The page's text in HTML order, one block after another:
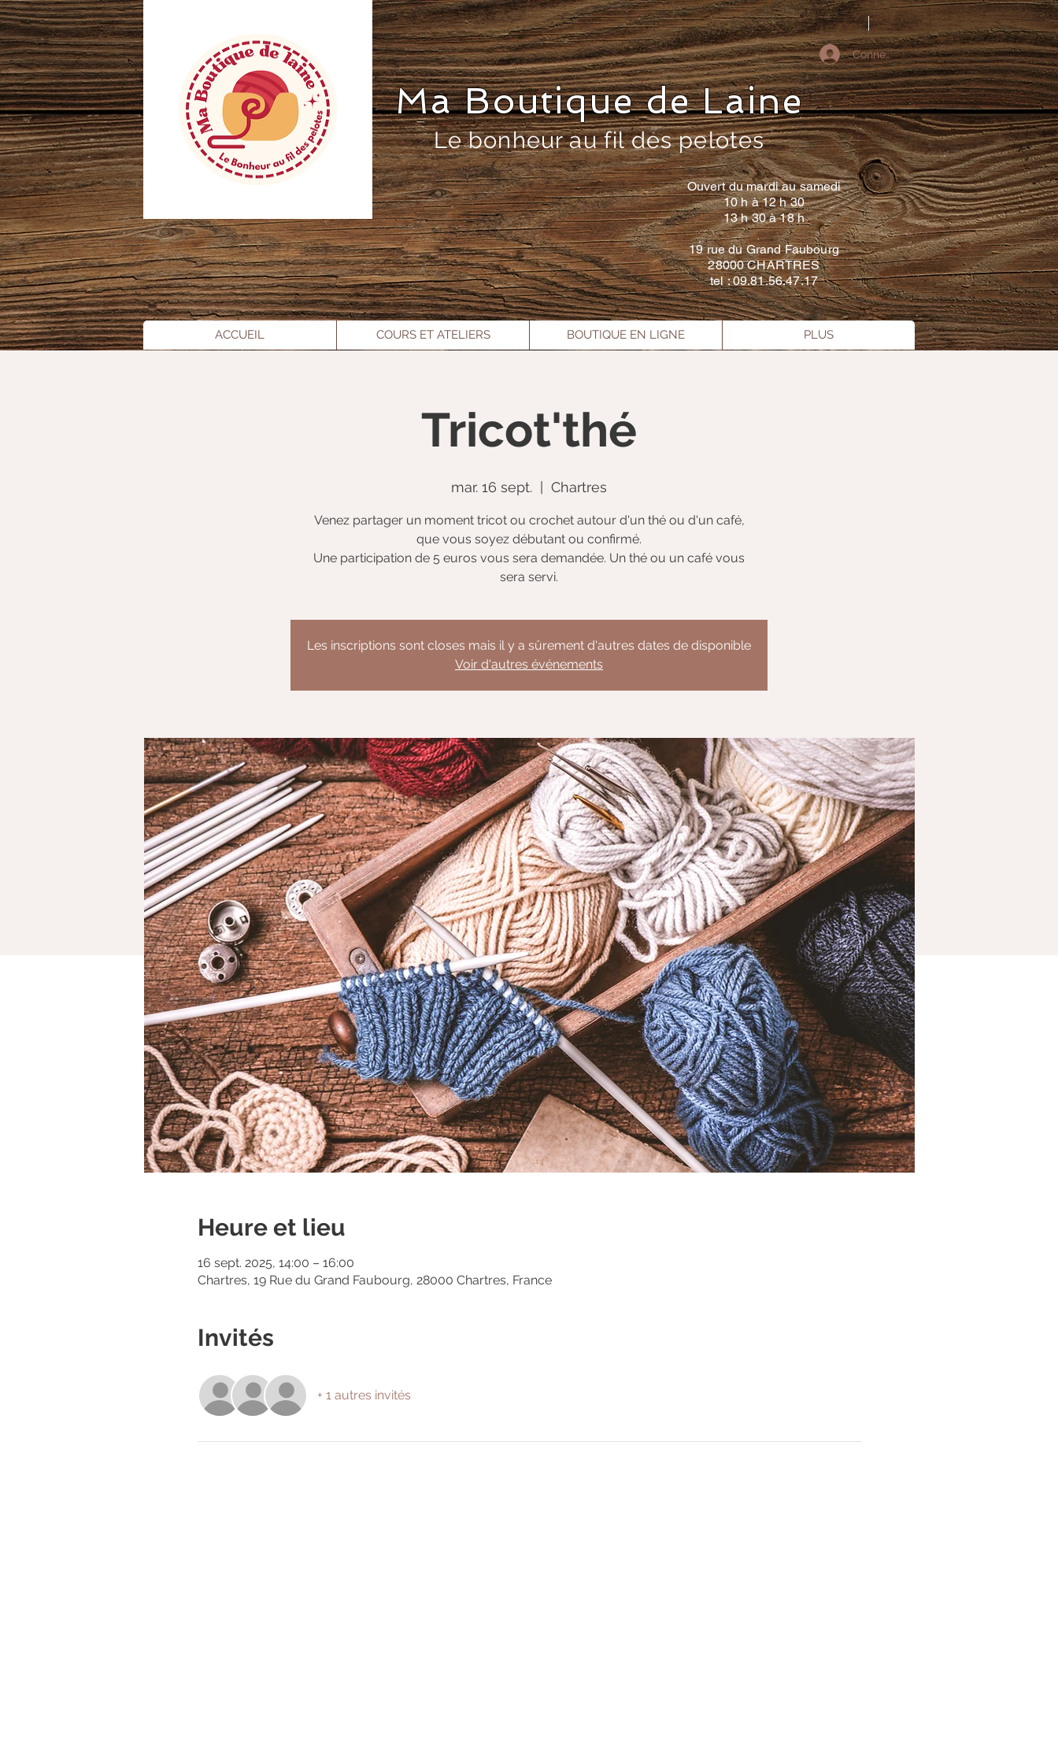
Connectez-vous
Ma Boutique de Laine
Le bonheur au fil des pelotes
Ouvert du mardi au samedi
10 h à 12 h 30
13 h 30 à 18 h
19 rue du Grand Faubourg
28000 CHARTRES
tel : 09.81.56.47.17
ACCUEIL COURS ET ATELIERS BOUTIQUE EN LIGNE PLUS
Tricot'thé
mar. 16 sept. Chartres
Venez partager un moment tricot ou crochet autour d'un thé ou d'un café,
que vous soyez débutant ou confirmé.
Une participation de 5 euros vous sera demandée. Un thé ou un café vous
sera servi.
Les inscriptions sont closes mais il y a sûrement d'autres dates de disponible
Voir d'autres événements
Heure et lieu
16 sept. 2025, 14:00 – 16:00
Chartres, 19 Rue du Grand Faubourg, 28000 Chartres, France
Invités
+ 1 autres invités